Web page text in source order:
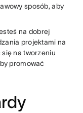
sposób, aby
na dobrej
projektami na
się na tworzeniu
promować